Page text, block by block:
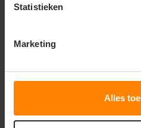
Statistieken
Marketing
Alles
Aktiv-X binnenvoering
Geschikt voor orthopedische